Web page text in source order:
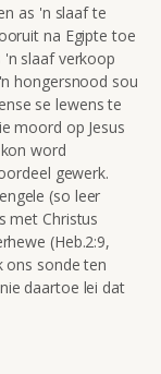
as 'n slaaf te
na Egipte toe
slaaf verkoop
hongersnood sou
se lewens te
moord op Jesus
word
gewerk.
(so leer
met Christus
(Heb.2:9,
ons sonde ten
daartoe lei dat